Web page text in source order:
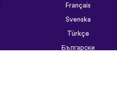
Français
Svenska
Türkçe
Български